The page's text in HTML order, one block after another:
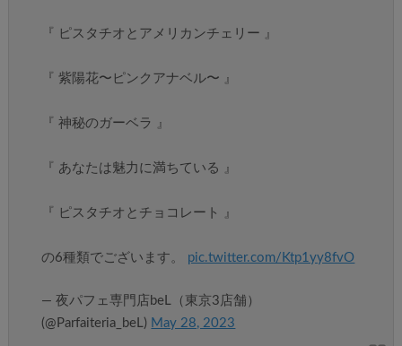
『 ピスタチオとアメリカンチェリー 』
『 紫陽花〜ピンクアナベル〜 』
『 神秘のガーベラ 』
『 あなたは魅力に満ちている 』
『 ピスタチオとチョコレート 』
の6種類でございます。 pic.twitter.com/Ktp1yy8fvO
— 夜パフェ専門店beL（東京3店舗）
(@Parfaiteria_beL) May 28, 2023